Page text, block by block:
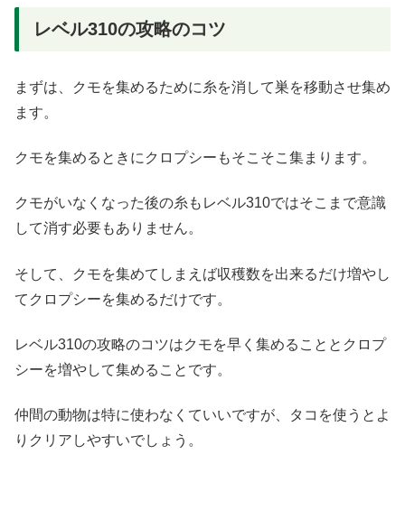
レベル310の攻略のコツ
まずは、クモを集めるために糸を消して巣を移動させ集め
ます。
クモを集めるときにクロプシーもそこそこ集まります。
クモがいなくなった後の糸もレベル310ではそこまで意識
して消す必要もありません。
そして、クモを集めてしまえば収穫数を出来るだけ増やし
てクロプシーを集めるだけです。
レベル310の攻略のコツはクモを早く集めることとクロプ
シーを増やして集めることです。
仲間の動物は特に使わなくていいですが、タコを使うとよ
りクリアしやすいでしょう。